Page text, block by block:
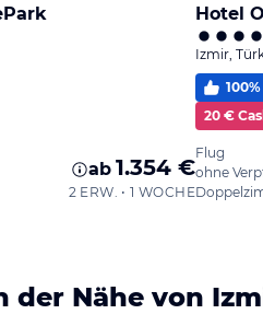
ab 1.354 €
2 ERW. • 1 WOCHE
Hotel
Izmir,
100%
20 €
Flug
ohne
der Nähe von